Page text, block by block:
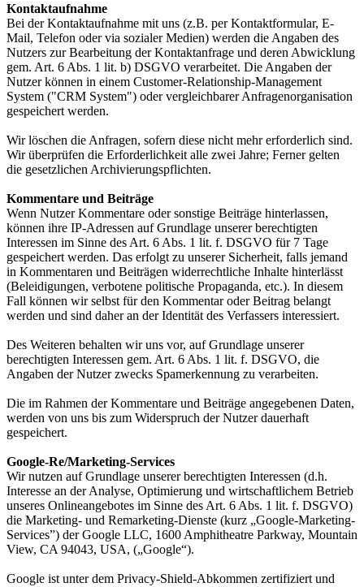
Kontaktaufnahme
Bei der Kontaktaufnahme mit uns (z.B. per Kontaktformular, E-
Mail, Telefon oder via sozialer Medien) werden die Angaben des
Nutzers zur Bearbeitung der Kontaktanfrage und deren Abwicklung
gem. Art. 6 Abs. 1 lit. b) DSGVO verarbeitet. Die Angaben der
Nutzer können in einem Customer-Relationship-Management
System ("CRM System") oder vergleichbarer Anfragenorganisation
gespeichert werden.
Wir löschen die Anfragen, sofern diese nicht mehr erforderlich sind.
Wir überprüfen die Erforderlichkeit alle zwei Jahre; Ferner gelten
die gesetzlichen Archivierungspflichten.
Kommentare und Beiträge
Wenn Nutzer Kommentare oder sonstige Beiträge hinterlassen,
können ihre IP-Adressen auf Grundlage unserer berechtigten
Interessen im Sinne des Art. 6 Abs. 1 lit. f. DSGVO für 7 Tage
gespeichert werden. Das erfolgt zu unserer Sicherheit, falls jemand
in Kommentaren und Beiträgen widerrechtliche Inhalte hinterlässt
(Beleidigungen, verbotene politische Propaganda, etc.). In diesem
Fall können wir selbst für den Kommentar oder Beitrag belangt
werden und sind daher an der Identität des Verfassers interessiert.
Des Weiteren behalten wir uns vor, auf Grundlage unserer
berechtigten Interessen gem. Art. 6 Abs. 1 lit. f. DSGVO, die
Angaben der Nutzer zwecks Spamerkennung zu verarbeiten.
Die im Rahmen der Kommentare und Beiträge angegebenen Daten,
werden von uns bis zum Widerspruch der Nutzer dauerhaft
gespeichert.
Google-Re/Marketing-Services
Wir nutzen auf Grundlage unserer berechtigten Interessen (d.h.
Interesse an der Analyse, Optimierung und wirtschaftlichem Betrieb
unseres Onlineangebotes im Sinne des Art. 6 Abs. 1 lit. f. DSGVO)
die Marketing- und Remarketing-Dienste (kurz „Google-Marketing-
Services”) der Google LLC, 1600 Amphitheatre Parkway, Mountain
View, CA 94043, USA, („Google“).
Google ist unter dem Privacy-Shield-Abkommen zertifiziert und